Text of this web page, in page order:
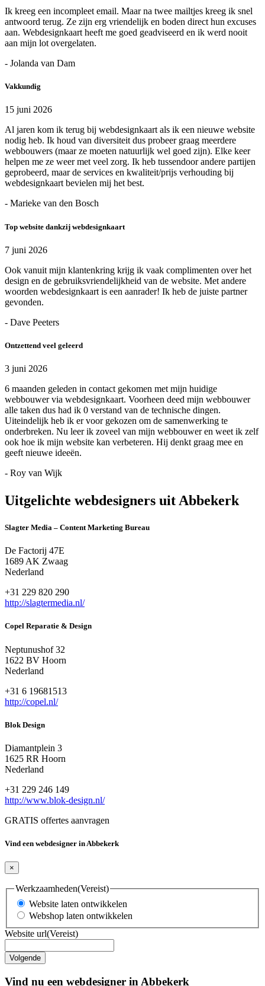
Ik kreeg een incompleet email. Maar na twee mailtjes kreeg ik snel
antwoord terug. Ze zijn erg vriendelijk en boden direct hun excuses
aan. Webdesignkaart heeft me goed geadviseerd en ik werd nooit
aan mijn lot overgelaten.
- Jolanda van Dam
Vakkundig
15 juni 2026
Al jaren kom ik terug bij webdesignkaart als ik een nieuwe website
nodig heb. Ik houd van diversiteit dus probeer graag meerdere
webbouwers (maar ze moeten natuurlijk wel goed zijn). Elke keer
helpen me ze weer met veel zorg. Ik heb tussendoor andere partijen
geprobeerd, maar de services en kwaliteit/prijs verhouding bij
webdesignkaart bevielen mij het best.
- Marieke van den Bosch
Top website dankzij webdesignkaart
7 juni 2026
Ook vanuit mijn klantenkring krijg ik vaak complimenten over het
design en de gebruiksvriendelijkheid van de website. Met andere
woorden webdesignkaart is een aanrader! Ik heb de juiste partner
gevonden.
- Dave Peeters
Ontzettend veel geleerd
3 juni 2026
6 maanden geleden in contact gekomen met mijn huidige
webbouwer via webdesignkaart. Voorheen deed mijn webbouwer
alle taken dus had ik 0 verstand van de technische dingen.
Uiteindelijk heb ik er voor gekozen om de samenwerking te
onderbreken. Nu leer ik zoveel van mijn webbouwer en weet ik zelf
ook hoe ik mijn website kan verbeteren. Hij denkt graag mee en
geeft nieuwe ideeën.
- Roy van Wijk
Uitgelichte webdesigners uit Abbekerk
Slagter Media – Content Marketing Bureau
De Factorij 47E
1689 AK Zwaag
Nederland
+31 229 820 290
http://slagtermedia.nl/
Copel Reparatie & Design
Neptunushof 32
1622 BV Hoorn
Nederland
+31 6 19681513
http://copel.nl/
Blok Design
Diamantplein 3
1625 RR Hoorn
Nederland
+31 229 246 149
http://www.blok-design.nl/
GRATIS offertes aanvragen
Vind een webdesigner in Abbekerk
×
Werkzaamheden(Vereist)
Website laten ontwikkelen
Webshop laten ontwikkelen
Website url(Vereist)
Vind nu een webdesigner in Abbekerk